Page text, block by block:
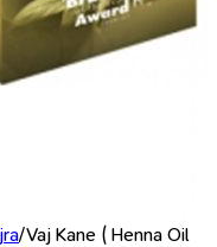
/Vaj Kane ( Henna Oil